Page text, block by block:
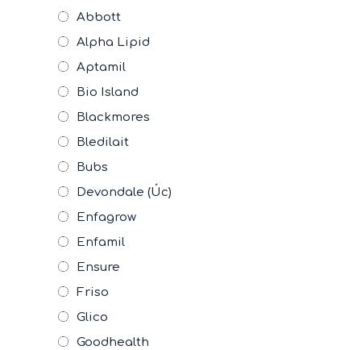
Abbott
Alpha Lipid
Aptamil
Bio Island
Blackmores
Bledilait
Bubs
Devondale (Úc)
Enfagrow
Enfamil
Ensure
Friso
Glico
Goodhealth